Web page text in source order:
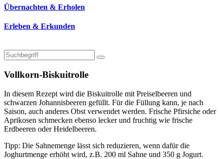
Übernachten & Erholen
Erleben & Erkunden
Vollkorn-Biskuitrolle
In diesem Rezept wird die Biskuitrolle mit Preiselbeeren und
schwarzen Johannisbeeren gefüllt. Für die Füllung kann, je nach
Saison, auch anderes Obst verwendet werden. Frische Pfirsiche oder
Aprikosen schmecken ebenso lecker und fruchtig wie frische
Erdbeeren oder Heidelbeeren.
Tipp: Die Sahnemenge lässt sich reduzieren, wenn dafür die
Joghurtmenge erhöht wird, z.B. 200 ml Sahne und 350 g Jogurt.